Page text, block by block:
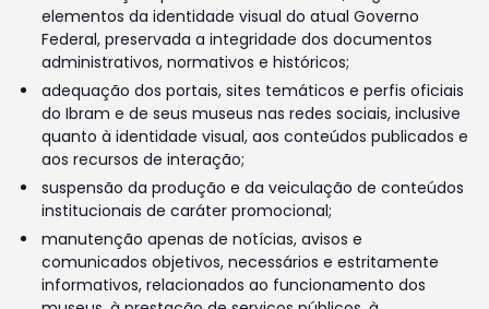
elementos da identidade visual do atual Governo
Federal, preservada a integridade dos documentos
administrativos, normativos e históricos;
adequação dos portais, sites temáticos e perfis oficiais
do Ibram e de seus museus nas redes sociais, inclusive
quanto à identidade visual, aos conteúdos publicados e
aos recursos de interação;
suspensão da produção e da veiculação de conteúdos
institucionais de caráter promocional;
manutenção apenas de notícias, avisos e
comunicados objetivos, necessários e estritamente
informativos, relacionados ao funcionamento dos